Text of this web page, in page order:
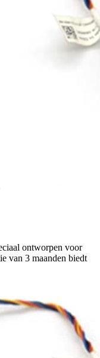
ontworpen voor
van 3 maanden biedt